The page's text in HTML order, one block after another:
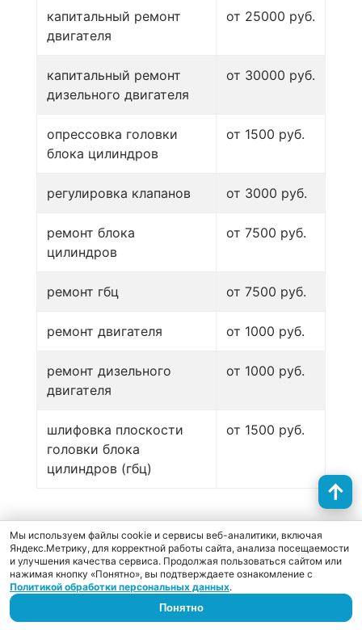
капитальный ремонт
двигателя
от 25000 руб.
капитальный ремонт
дизельного двигателя
от 30000 руб.
опрессовка головки
блока цилиндров
от 1500 руб.
регулировка клапанов от 3000 руб.
ремонт блока
цилиндров
от 7500 руб.
ремонт гбц от 7500 руб.
ремонт двигателя от 1000 руб.
ремонт дизельного
двигателя
от 1000 руб.
шлифовка плоскости
головки блока
цилиндров (гбц)
от 1500 руб.
Посмотрите все цены
Топливная система
Мы используем файлы cookie и сервисы веб-аналитики, включая
Яндекс.Метрику, для корректной работы сайта, анализа посещаемости
и улучшения качества сервиса. Продолжая пользоваться сайтом или
нажимая кнопку «Понятно», вы подтверждаете ознакомление с
Политикой обработки персональных данных.
Понятно